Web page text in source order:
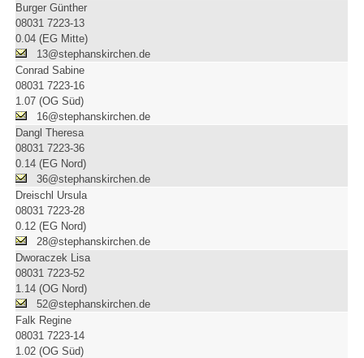
Burger Günther
08031 7223-13
0.04 (EG Mitte)
13@stephanskirchen.de
Conrad Sabine
08031 7223-16
1.07 (OG Süd)
16@stephanskirchen.de
Dangl Theresa
08031 7223-36
0.14 (EG Nord)
36@stephanskirchen.de
Dreischl Ursula
08031 7223-28
0.12 (EG Nord)
28@stephanskirchen.de
Dworaczek Lisa
08031 7223-52
1.14 (OG Nord)
52@stephanskirchen.de
Falk Regine
08031 7223-14
1.02 (OG Süd)